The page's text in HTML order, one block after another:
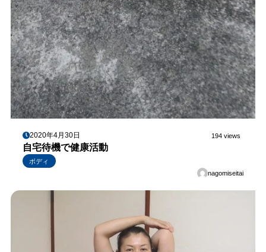
2020年4月30日 194 views
自宅待機で健康活動
ボディ
nagomiseitai